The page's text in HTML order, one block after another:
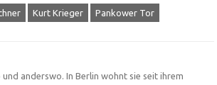
Kurt Krieger Pankower Tor
anderswo. In Berlin wohnt sie seit ihrem